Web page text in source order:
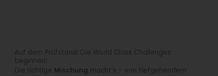
Auf dem Prüfstand: Die World Class Challenges
beginnen!
Die richtige Mischung macht’s – von tiefgehendem